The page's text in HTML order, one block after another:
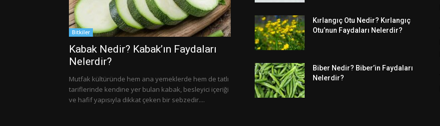
Bitkiler
Kabak Nedir? Kabak’ın Faydaları
Nelerdir?
Mutfak kültüründe hem ana yemeklerde hem de tatlı
tariflerinde kendine yer bulan kabak, besleyici içeriği
ve hafif yapısıyla dikkat çeken bir sebzedir....
Kırlangıç Otu Nedir? Kırlangıç
Otu’nun Faydaları Nelerdir?
Biber Nedir? Biber’in Faydaları
Nelerdir?